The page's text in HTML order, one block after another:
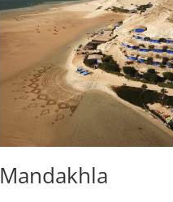
Mandakhla